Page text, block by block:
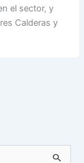
el sector, y
Calderas y